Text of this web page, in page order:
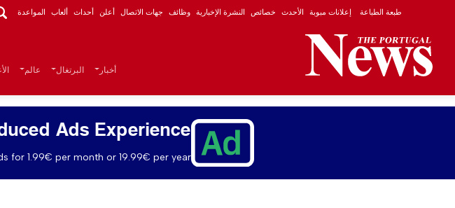
طبعة الطباعة إعلانات مبوبة الأحدث خصائص النشرة الإخبارية وظائف جهات الاتصال أعلن أحداث ألعاب المواعدة
أخبار البرتغال عالم
Ads Experience
for 1.99€ per month or 19.99€ per year.